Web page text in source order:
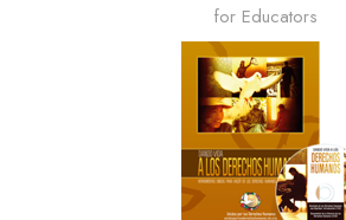
for Educators